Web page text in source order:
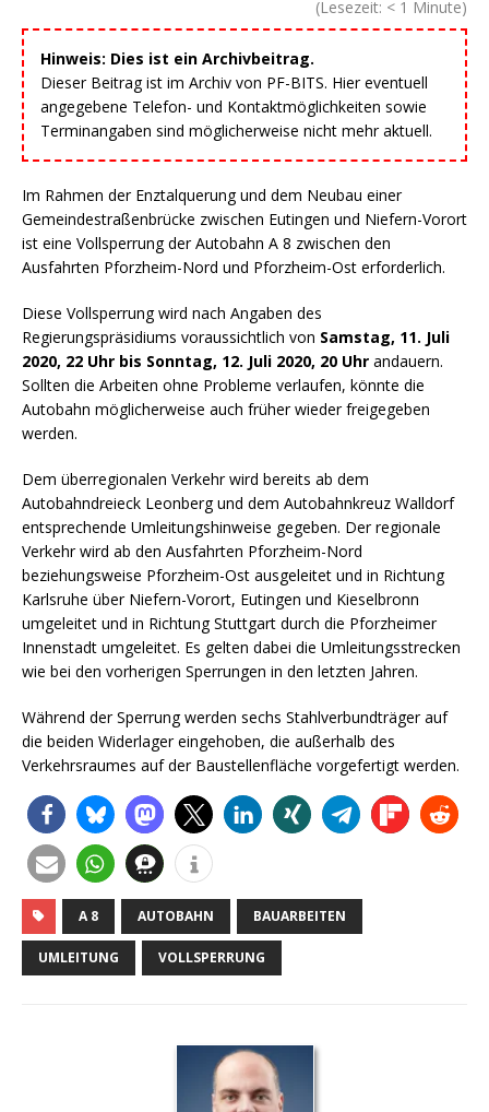
(Lesezeit: < 1 Minute)
Hinweis: Dies ist ein Archivbeitrag.
Dieser Beitrag ist im Archiv von PF-BITS. Hier eventuell
angegebene Telefon- und Kontaktmöglichkeiten sowie
Terminangaben sind möglicherweise nicht mehr aktuell.
Im Rahmen der Enztalquerung und dem Neubau einer
Gemeindestraßenbrücke zwischen Eutingen und Niefern-Vorort
ist eine Vollsperrung der Autobahn A 8 zwischen den
Ausfahrten Pforzheim-Nord und Pforzheim-Ost erforderlich.
Diese Vollsperrung wird nach Angaben des
Regierungspräsidiums voraussichtlich von Samstag, 11. Juli
2020, 22 Uhr bis Sonntag, 12. Juli 2020, 20 Uhr andauern.
Sollten die Arbeiten ohne Probleme verlaufen, könnte die
Autobahn möglicherweise auch früher wieder freigegeben
werden.
Dem überregionalen Verkehr wird bereits ab dem
Autobahndreieck Leonberg und dem Autobahnkreuz Walldorf
entsprechende Umleitungshinweise gegeben. Der regionale
Verkehr wird ab den Ausfahrten Pforzheim-Nord
beziehungsweise Pforzheim-Ost ausgeleitet und in Richtung
Karlsruhe über Niefern-Vorort, Eutingen und Kieselbronn
umgeleitet und in Richtung Stuttgart durch die Pforzheimer
Innenstadt umgeleitet. Es gelten dabei die Umleitungsstrecken
wie bei den vorherigen Sperrungen in den letzten Jahren.
Während der Sperrung werden sechs Stahlverbundträger auf
die beiden Widerlager eingehoben, die außerhalb des
Verkehrsraumes auf der Baustellenfläche vorgefertigt werden.
A 8 AUTOBAHN BAUARBEITEN
UMLEITUNG VOLLSPERRUNG